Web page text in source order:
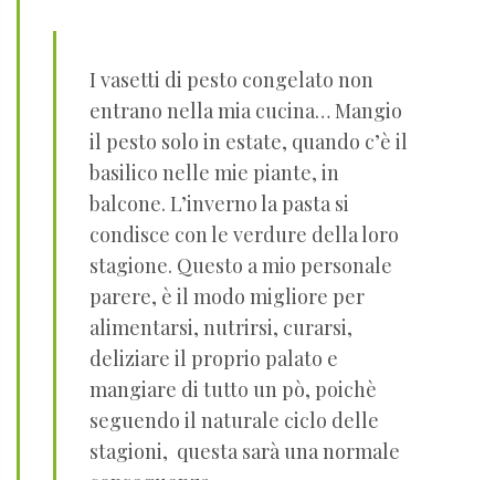
I vasetti di pesto congelato non
entrano nella mia cucina… Mangio
il pesto solo in estate, quando c’è il
basilico nelle mie piante, in
balcone. L’inverno la pasta si
condisce con le verdure della loro
stagione. Questo a mio personale
parere, è il modo migliore per
alimentarsi, nutrirsi, curarsi,
deliziare il proprio palato e
mangiare di tutto un pò, poichè
seguendo il naturale ciclo delle
stagioni, questa sarà una normale